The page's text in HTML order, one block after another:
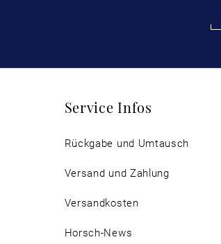
Service Infos
Rückgabe und Umtausch
Versand und Zahlung
Versandkosten
Horsch-News